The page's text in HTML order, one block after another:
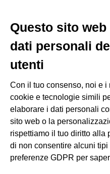
F.I.S.A.
Federazione Italiana Canottaggio
Federazione Italiana Sedile Fisso
ANACC (Ass. Allenatori)
FEDERAZIONI ESTERE
Questo sito
dati personali
utenti
Con il tuo consenso, noi e
cookie e tecnologie simili
elaborare i dati personali
sito web o la
rispettiamo il tuo diritto alla
di non consentire alcuni
preferenze GDPR per